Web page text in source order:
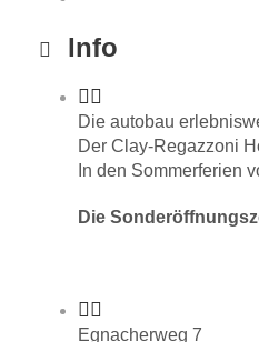
Info
Die autobau
Der Clay-Regazzoni
In den Sommerferien
Die
Egnacherweg 7